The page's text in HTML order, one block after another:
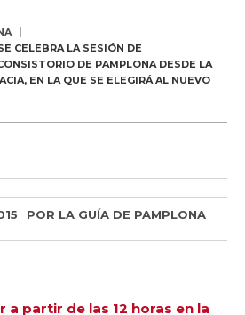
CELEBRA LA SESIÓN DE
DE PAMPLONA DESDE LA
EN LA QUE SE ELEGIRÁ AL NUEVO
POR LA GUÍA DE PAMPLONA
a partir de las 12 horas en la